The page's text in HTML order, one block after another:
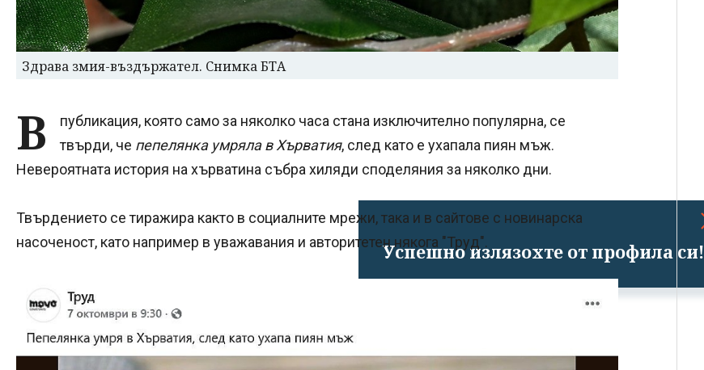
Успешно излязохте от профила си!
Здрава змия-въздържател. Снимка БТА
В
публикация, която само за няколко часа стана изключително популярна, се
твърди, че пепелянка умряла в Хърватия, след като е ухапала пиян мъж.
Невероятната история на хърватина събра хиляди споделяния за няколко дни.
Твърдението се тиражира както в социалните мрежи, така и в сайтове с новинарска
насоченост, като например в уважавания и авторитетен някога "Труд".